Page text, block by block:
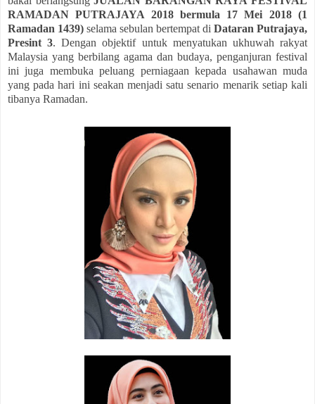
RAMADAN PUTRAJAYA 2018 bermula 17 Mei 2018 (1
Ramadan 1439) selama sebulan bertempat di Dataran Putrajaya,
Presint 3. Dengan objektif untuk menyatukan ukhuwah rakyat
Malaysia yang berbilang agama dan budaya, penganjuran festival
ini juga membuka peluang perniagaan kepada usahawan muda
yang pada hari ini seakan menjadi satu senario menarik setiap kali
tibanya Ramadan.